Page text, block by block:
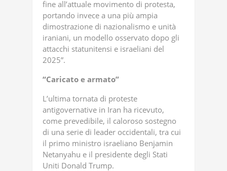
fine all’attuale movimento di protesta,
portando invece a una più ampia
dimostrazione di nazionalismo e unità
iraniani, un modello osservato dopo gli
attacchi statunitensi e israeliani del
2025”.
“Caricato e armato”
L’ultima tornata di proteste
antigovernative in Iran ha ricevuto,
come prevedibile, il caloroso sostegno
di una serie di leader occidentali, tra cui
il primo ministro israeliano Benjamin
Netanyahu e il presidente degli Stati
Uniti Donald Trump.